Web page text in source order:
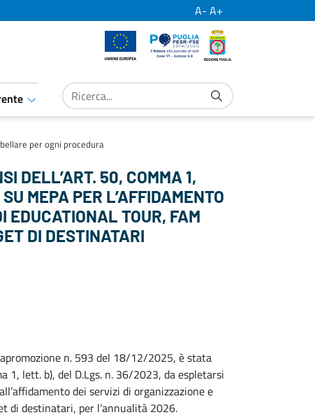
A- A+
Unione Europea Por Puglia
aret.open.submenu
per ogni procedura
DELL’ART. 50, COMMA 1,
MEPA PER L’AFFIDAMENTO
EDUCATIONAL TOUR, FAM
DI DESTINATARI
n. 593 del 18/12/2025, è stata
1, lett. b), del D.Lgs. n. 36/2023, da espletarsi
dei servizi di organizzazione e
di destinatari, per l’annualità 2026.